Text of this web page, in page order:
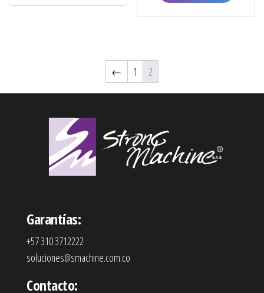
← 1 2
Garantías:
+57 310 3712222
soluciones@smachine.com.co
Contacto: